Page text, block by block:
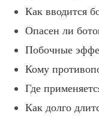
Как вводится
Опасен ли
Побочные
Кому
Где
Как долго